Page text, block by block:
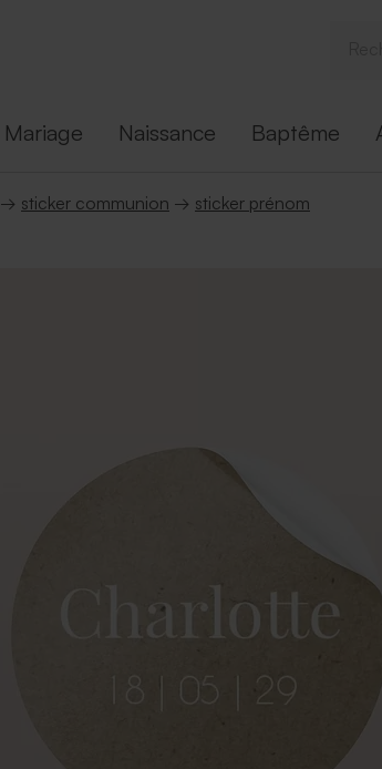
Mariage Naissance Baptême
→ sticker communion → sticker prénom